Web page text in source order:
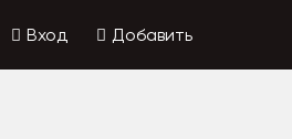
Вход Добавить